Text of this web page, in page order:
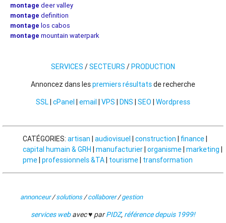
montage deer valley
montage definition
montage los cabos
montage mountain waterpark
SERVICES /SECTEURS /PRODUCTION
Annoncez dans lespremiers résultatsde recherche
SSL| cPanel | email | VPS | DNS | SEO | Wordpress
CATÉGORIES: artisan | audiovisuel | construction | finance|
capital humain & GRH | manufacturier| organisme| marketing |
pme| professionnels &TA| tourisme| transformation
annonceur/solutions/collaborer/gestion
services webavec ♥ parPIDZ, référence depuis 1999!